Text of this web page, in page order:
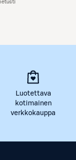
Luotettava
kotimainen
verkkokauppa